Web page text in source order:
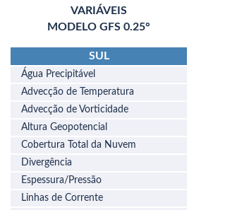
VARIÁVEIS
MODELO GFS 0.25°
SUL
Água Precipitável
Advecção de Temperatura
Advecção de Vorticidade
Altura Geopotencial
Cobertura Total da Nuvem
Divergência
Espessura/Pressão
Linhas de Corrente